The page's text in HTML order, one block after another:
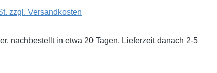
zzgl. Versandkosten
nachbestellt in etwa 20 Tagen, Lieferzeit danach 2-5